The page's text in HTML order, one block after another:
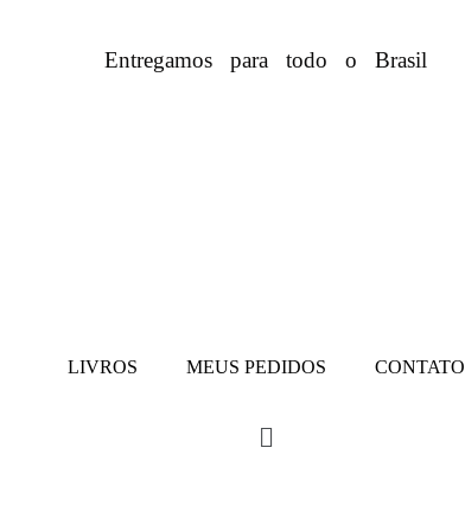
Entregamos para todo o Brasil
LIVROS MEUS PEDIDOS CONTATO